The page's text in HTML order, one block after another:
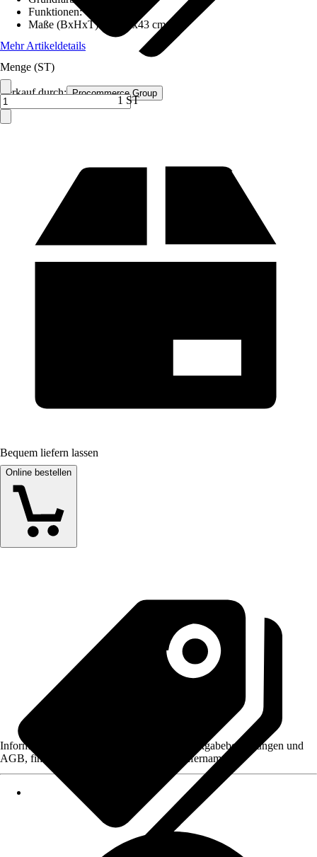
Verkauf durch: Procommerce Group
Funktionen:-
Maße (BxHxT)
77x43x43 cm
Mehr Artikeldetails
Menge (ST)
1 ST
Bequem liefern lassen
Online bestellen
Informationen des Verkäufers, wie z. B. Rückgabebedingungen und
AGB, finden Sie bei Klick auf den Verkäufernamen.